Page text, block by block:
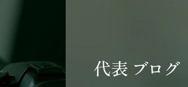
代表 ブログ